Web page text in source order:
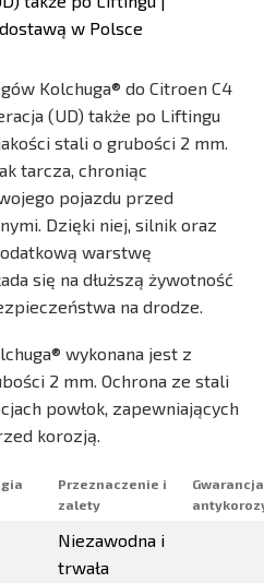
Kolchuga® do Citroen C4
(UD) także po Liftingu
stali o grubości 2 mm.
tarcza, chroniąc
pojazdu przed
Dzięki niej, silnik oraz
warstwę
się na dłuższą żywotność
na drodze.
wykonana jest z
2 mm. Ochrona ze stali
powłok, zapewniających
korozją.
Przeznaczenie i
zalety
Gwarancja
Niezawodna i
trwała